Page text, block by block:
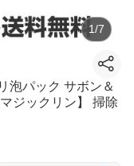
1/7
泡パック サボン＆
ジックリン】 掃除